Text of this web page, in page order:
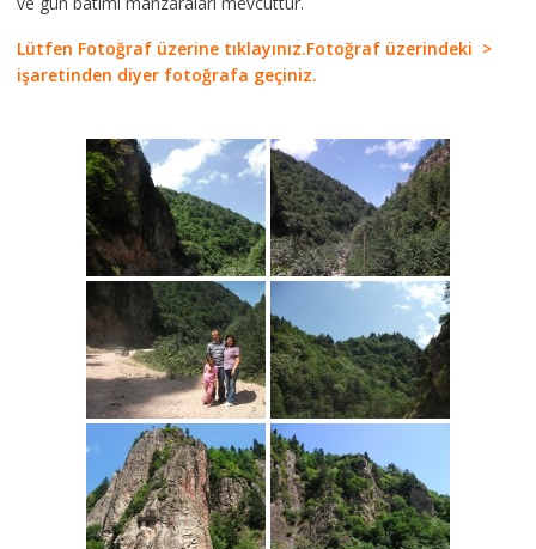
Lütfen Fotoğraf üzerine tıklayınız.Fotoğraf üzerindeki >
işaretinden diyer fotoğrafa geçiniz.